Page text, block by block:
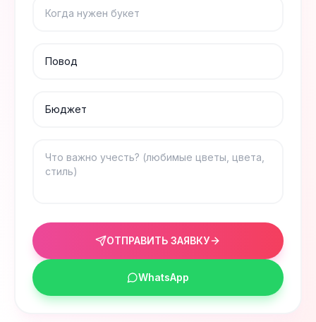
ОТПРАВИТЬ ЗАЯВКУ
WhatsApp